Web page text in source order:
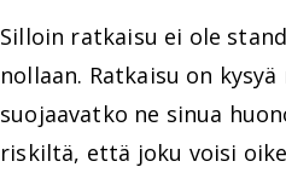
Silloin ratkaisu ei ole
nollaan. Ratkaisu on
suojaavatko ne sinua
riskiltä, että joku voisi